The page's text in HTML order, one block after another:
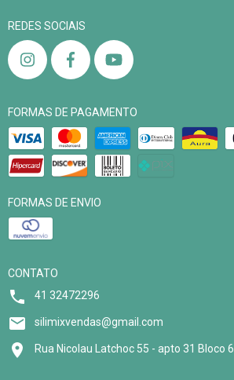
REDES SOCIAIS
FORMAS DE PAGAMENTO
FORMAS DE ENVIO
CONTATO
41 32472296
silimixvendas@gmail.com
Rua Nicolau Latchoc 55 - apto 31 Bloco 6